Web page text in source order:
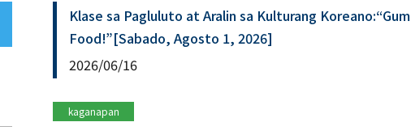
Klase sa Pagluluto at Aralin sa Kulturang
Food!”[Sabado, Agosto 1, 2026]
2026/06/16
kaganapan